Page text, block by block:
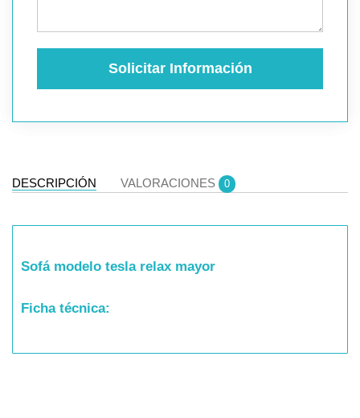
Solicitar Información
DESCRIPCIÓN VALORACIONES 0
Sofá modelo tesla relax mayor
Ficha técnica: